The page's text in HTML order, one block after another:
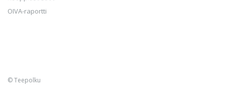
OIVA-raportti
© Teepolku